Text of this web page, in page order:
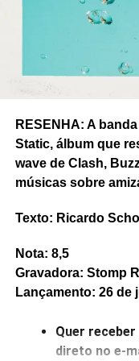
Gravadora: Tuntum
RELATED TOPICS:
STEVIE WONDER
Ouvimos:
moves”
destroyer”
RESENHA: A
Static, álbum que
wave de Clash,
músicas sobre
Texto: Ricardo
Nota: 8,5
Gravadora: Stomp
Lançamento: 26 de
Quer
direto no e-